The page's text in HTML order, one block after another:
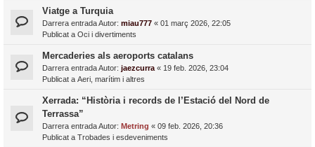
Viatge a Turquia
Darrera entrada Autor: miau777 « 01 març 2026, 22:05
Publicat a Oci i divertiments
Mercaderies als aeroports catalans
Darrera entrada Autor: jaezcurra « 19 feb. 2026, 23:04
Publicat a Aeri, marítim i altres
Xerrada: “Història i records de l’Estació del Nord de
Terrassa”
Darrera entrada Autor: Metring « 09 feb. 2026, 20:36
Publicat a Trobades i esdeveniments